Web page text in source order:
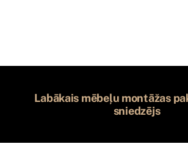
Labākais mēbeļu montāžas
sniedzējs